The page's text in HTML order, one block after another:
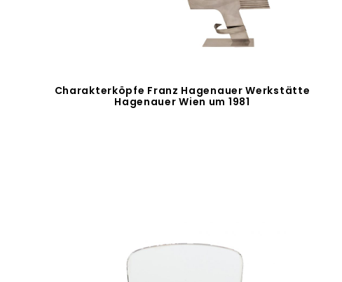
Charakterköpfe Franz Hagenauer Werkstätte
Hagenauer Wien um 1981